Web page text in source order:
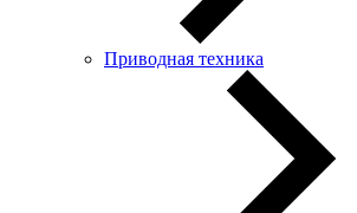
Приводная техника